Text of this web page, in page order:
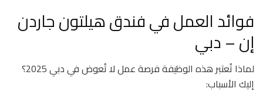
فوائد العمل في فندق هيلتون جاردن
إن – دبي
لماذا تُعتبر هذه الوظيفة فرصة عمل لا تُعوض في دبي 2025؟
إليك الأسباب: